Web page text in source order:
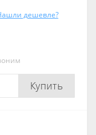
дешевле?
Купить